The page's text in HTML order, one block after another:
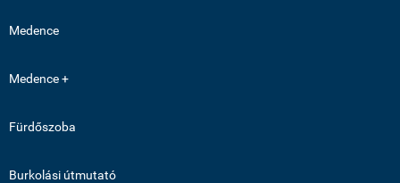
Medence
Medence +
Fürdőszoba
Burkolási útmutató